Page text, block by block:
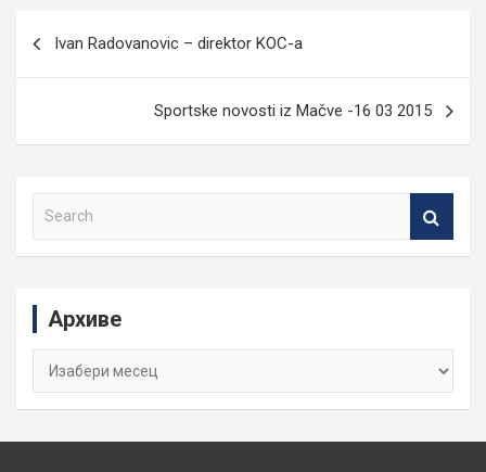
Ivan Radovanovic – direktor KOC-a
Sportske novosti iz Mačve -16 03 2015
Архиве
Архиве